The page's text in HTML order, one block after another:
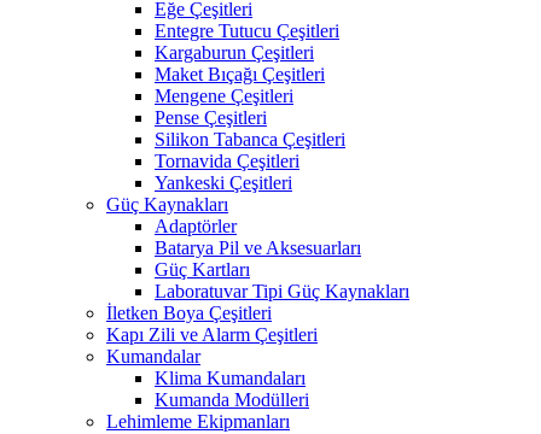
Eğe Çeşitleri
Entegre Tutucu Çeşitleri
Kargaburun Çeşitleri
Maket Bıçağı Çeşitleri
Mengene Çeşitleri
Pense Çeşitleri
Silikon Tabanca Çeşitleri
Tornavida Çeşitleri
Yankeski Çeşitleri
Güç Kaynakları
Adaptörler
Batarya Pil ve Aksesuarları
Güç Kartları
Laboratuvar Tipi Güç Kaynakları
İletken Boya Çeşitleri
Kapı Zili ve Alarm Çeşitleri
Kumandalar
Klima Kumandaları
Kumanda Modülleri
Lehimleme Ekipmanları